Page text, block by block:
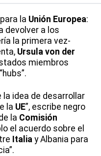
para la Unión Europea:
devolver a los
la primera vez-
Ursula von der
miembros
la idea de desarrollar
la UE”, escribe negro
la Comisión
el acuerdo sobre el
Italia y Albania para